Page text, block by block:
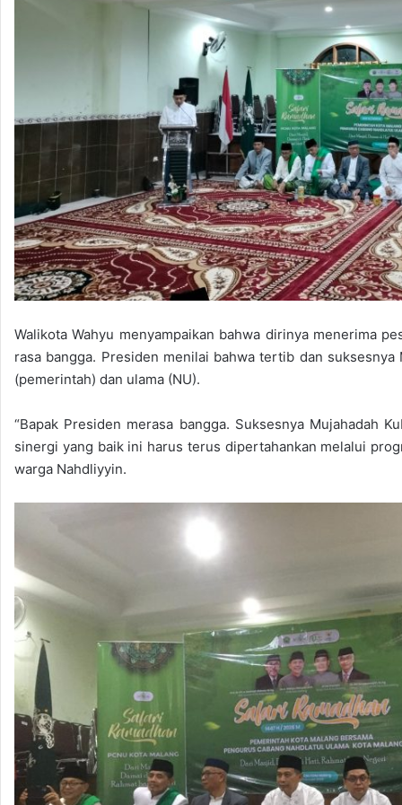
Walikota Wahyu menyampaikan bahwa dirinya menerima
rasa bangga. Presiden menilai bahwa tertib dan
(pemerintah) dan ulama (NU).
“Bapak Presiden merasa bangga. Suksesnya Mujahadah
sinergi yang baik ini harus terus dipertahankan melalui
warga Nahdliyyin.